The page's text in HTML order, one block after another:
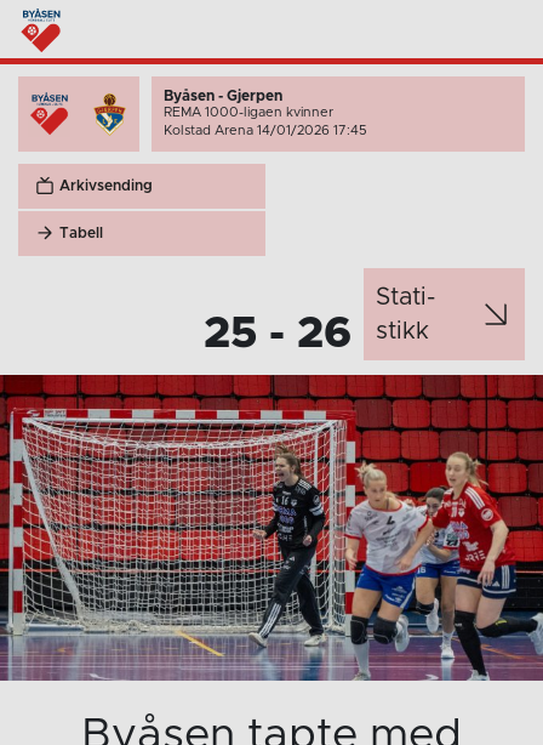
Byåsen - Gjerpen
REMA 1000-ligaen kvinner
Kolstad Arena 14/01/2026 17:45
Arkivsending
Tabell
25 - 26
Stati­
stikk
Byåsen tapte med